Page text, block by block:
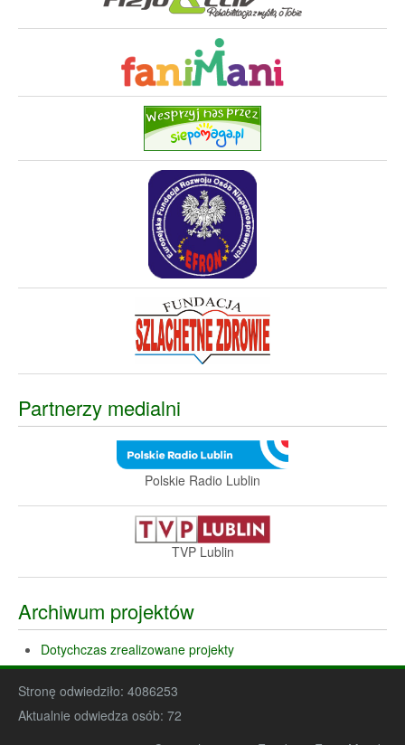
Partnerzy medialni
Polskie Radio Lublin
TVP Lublin
Archiwum projektów
Dotychczas zrealizowane projekty
Stronę odwiedziło: 4086253
Aktualnie odwiedza osób: 72